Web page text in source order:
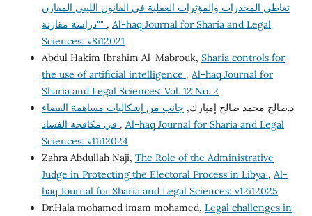
تعاطى المخدرات والمؤثرات العقلية في القانون الليبي المقارن
"دراسة مقارنة" , Al-haq Journal for Sharia and Legal
Sciences: v8i12021
Abdul Hakim Ibrahim Al-Mabrouk, Sharia controls for
the use of artificial intelligence , Al-haq Journal for
Sharia and Legal Sciences: Vol. 12 No. 2
د.صالح محمد صالح إمبارك, جانب من إشكاليات مساهمة القضاء
, Al-haq Journal for Sharia and Legal
Sciences: v11i12024
Zahra Abdullah Naji, The Role of the Administrative
Judge in Protecting the Electoral Process in Libya , Al-
haq Journal for Sharia and Legal Sciences: v12i12025
Dr.Hala mohamed imam mohamed, Legal challenges in